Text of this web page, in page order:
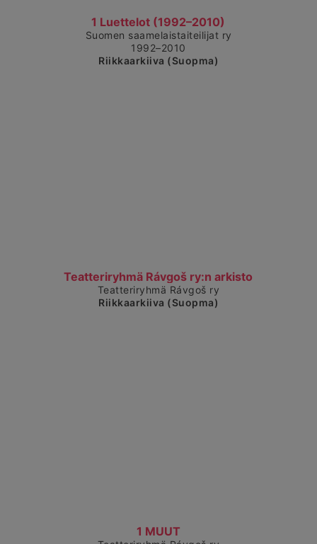
1 Luettelot (1992–2010)
Čájet dárkkes dieđuid
Suomen saamelaistaiteilijat ry
1992–2010
Riikkaarkiiva (Suopma)
Teatteriryhmä Rávgoš ry:n arkisto
Čájet dárkkes dieđuid
Teatteriryhmä Rávgoš ry
Riikkaarkiiva (Suopma)
1 MUUT